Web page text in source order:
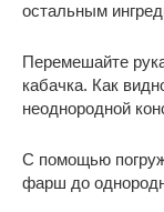
остальным
Перемешайте
кабачка. Как
неоднородной
С помощью
фарш до